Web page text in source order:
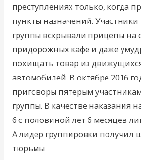
преступлениях только, когда
пункты назначений. Участники
группы вскрывали прицепы на
придорожных кафе и даже
похищать товар из
автомобилей. В октябре 2016
приговоры пятерым
группы. В качестве наказания
6 с половиной лет 6 месяцев
А лидер группировки получил
тюрьмы